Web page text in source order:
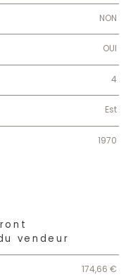
NON
OUI
4
Est
1970
vendeur
174,66 €